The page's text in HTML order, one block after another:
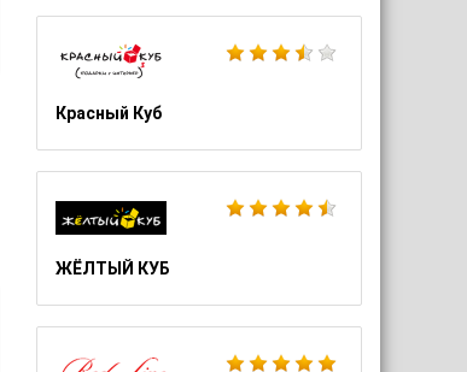
Красный Куб
ЖЁЛТЫЙ КУБ